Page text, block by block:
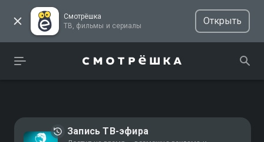
Смотрёшка
ТВ, фильмы и сериалы
Открыть
Запись ТВ-эфира